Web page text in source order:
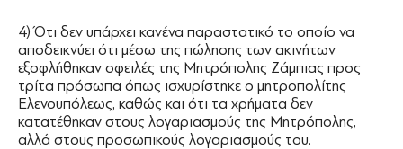
4) Ότι δεν υπάρχει κανένα παραστατικό το οποίο να
αποδεικνύει ότι μέσω της πώλησης των ακινήτων
εξοφλήθηκαν οφειλές της Μητρόπολης Ζάμπιας προς
τρίτα πρόσωπα όπως ισχυρίστηκε ο μητροπολίτης
Ελενουπόλεως, καθώς και ότι τα χρήματα δεν
κατατέθηκαν στους λογαριασμούς της Μητρόπολης,
αλλά στους προσωπικούς λογαριασμούς του.